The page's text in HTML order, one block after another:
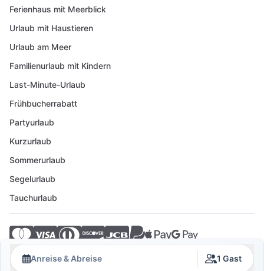
Anreise & Abreise 1 Gast
Ferienhaus mit Meerblick
Urlaub mit Haustieren
Urlaub am Meer
Familienurlaub mit Kindern
Last-Minute-Urlaub
Frühbucherrabatt
Partyurlaub
Kurzurlaub
Sommerurlaub
Segelurlaub
Tauchurlaub
© 2026 Crovillas GmbH